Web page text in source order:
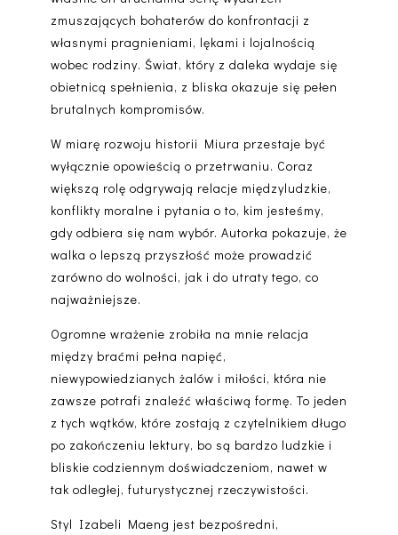
zmuszających bohaterów do konfrontacji z
własnymi pragnieniami, lękami i lojalnością
wobec rodziny. Świat, który z daleka wydaje się
obietnicą spełnienia, z bliska okazuje się pełen
brutalnych kompromisów.
W miarę rozwoju historii Miura przestaje być
wyłącznie opowieścią o przetrwaniu. Coraz
większą rolę odgrywają relacje międzyludzkie,
konflikty moralne i pytania o to, kim jesteśmy,
gdy odbiera się nam wybór. Autorka pokazuje, że
walka o lepszą przyszłość może prowadzić
zarówno do wolności, jak i do utraty tego, co
najważniejsze.
Ogromne wrażenie zrobiła na mnie relacja
między braćmi pełna napięć,
niewypowiedzianych żalów i miłości, która nie
zawsze potrafi znaleźć właściwą formę. To jeden
z tych wątków, które zostają z czytelnikiem długo
po zakończeniu lektury, bo są bardzo ludzkie i
bliskie codziennym doświadczeniom, nawet w
tak odległej, futurystycznej rzeczywistości.
Styl Izabeli Maeng jest bezpośredni,